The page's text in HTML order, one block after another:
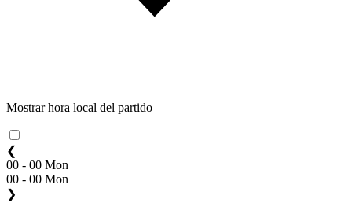
Mostrar hora local del partido
❮
00 - 00 Mon
00 - 00 Mon
❯